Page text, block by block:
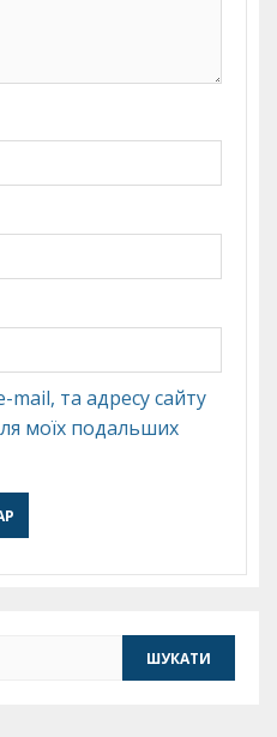
mail, та адресу сайту
моїх подальших